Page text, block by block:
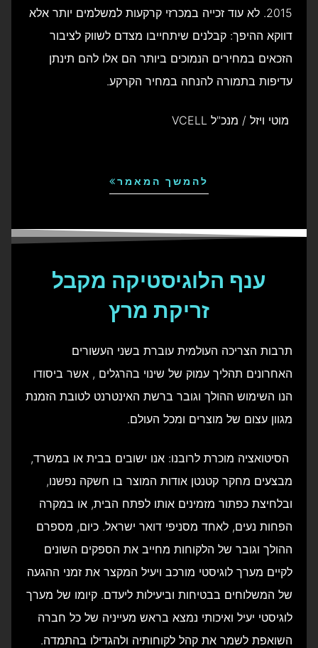
2015. לא עוד זכייה במכרזי קרקעות למשלמים יותר אלא
דווקא ההיפך: קבלנים שיתחייבו מצדם לשווק לציבור
הזכאים במחירים הנמוכים ביותר הם אלו להם תינתן
עדיפות בתמורה להנחה במחיר הקרקע.
מוטי ויזל / מנכ"ל VCELL
להמשך המאמר
ענף הלוגיסטיקה מקבל
זריקת מרץ
תרבות הצריכה העולמית עוברת בשני העשורים
האחרונים תהליך עמוק של שינוי בהרגלים , אשר ביסודו
הנו השימוש ההולך וגובר ברשת האינטרנט לטובת הזמנת
מגוון עצום של מוצרים ומכל העולם.
הסיטואציה מוכרת לרובנו: אנו ישובים בבית או במשרד,
מבצעים מחקר קטנטן אודות המוצר בו חשקה נפשנו,
ובלחיצת כפתור מזמינים אותו לפתח הבית, או במקרה
הפחות נעים, לאחד מסניפי דואר ישראל. כיום, מספרם
ההולך וגובר של הלקוחות מחייב את הספקים השונים
לקיים מערך לוגיסטי מורכב ויעיל המקצר את זמני ההגעה
של המשלוחים בבטיחות וביעילות ליעדם. קיומו של מערך
לוגיסטי יעיל ואיכותי נמצא בראש מעייניה של כל חברה
השואפת לשמר את קהל לקוחותיה ולהגדילו בהתמדה.